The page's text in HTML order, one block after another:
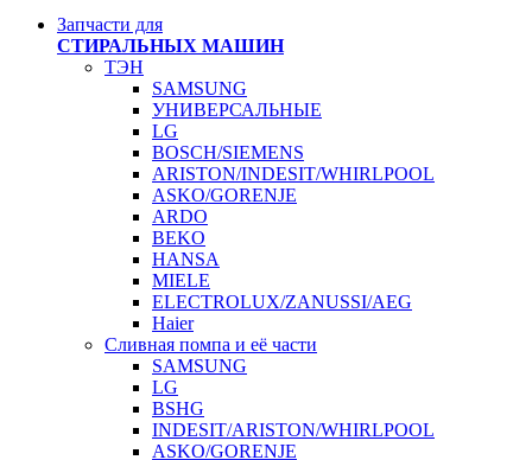
Запчасти для
СТИРАЛЬНЫХ МАШИН
ТЭН
SAMSUNG
УНИВЕРСАЛЬНЫЕ
LG
BOSCH/SIEMENS
ARISTON/INDESIT/WHIRLPOOL
ASKO/GORENJE
ARDO
BEKO
HANSA
MIELE
ELECTROLUX/ZANUSSI/AEG
Haier
Сливная помпа и её части
SAMSUNG
LG
BSHG
INDESIT/ARISTON/WHIRLPOOL
ASKO/GORENJE